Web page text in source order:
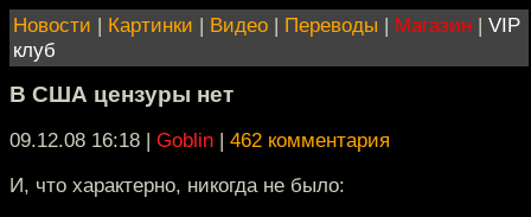
Новости | Картинки | Видео | Переводы | Магазин | VIP
клуб
В США цензуры нет
09.12.08 16:18 | Goblin | 462 комментария
И, что характерно, никогда не было: